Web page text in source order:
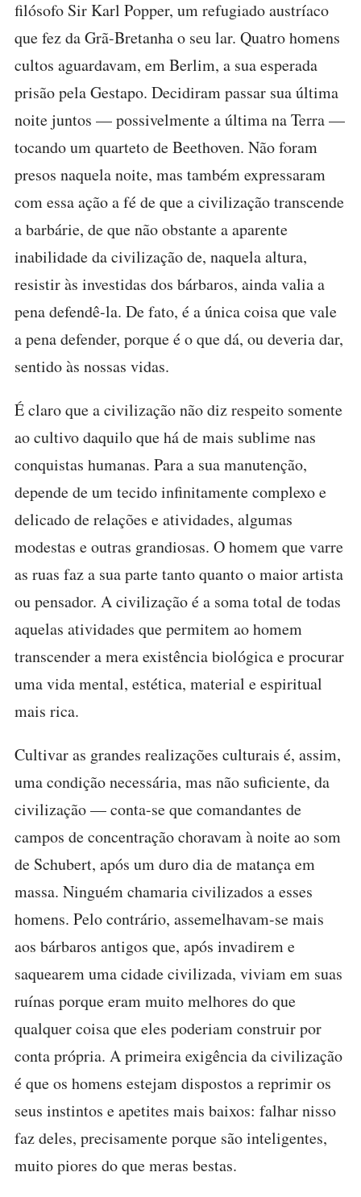
filósofo Sir Karl Popper, um refugiado austríaco
que fez da Grã-Bretanha o seu lar. Quatro homens
cultos aguardavam, em Berlim, a sua esperada
prisão pela Gestapo. Decidiram passar sua última
noite juntos — possivelmente a última na Terra —
tocando um quarteto de Beethoven. Não foram
presos naquela noite, mas também expressaram
com essa ação a fé de que a civilização transcende
a barbárie, de que não obstante a aparente
inabilidade da civilização de, naquela altura,
resistir às investidas dos bárbaros, ainda valia a
pena defendê-la. De fato, é a única coisa que vale
a pena defender, porque é o que dá, ou deveria dar,
sentido às nossas vidas.
É claro que a civilização não diz respeito somente
ao cultivo daquilo que há de mais sublime nas
conquistas humanas. Para a sua manutenção,
depende de um tecido infinitamente complexo e
delicado de relações e atividades, algumas
modestas e outras grandiosas. O homem que varre
as ruas faz a sua parte tanto quanto o maior artista
ou pensador. A civilização é a soma total de todas
aquelas atividades que permitem ao homem
transcender a mera existência biológica e procurar
uma vida mental, estética, material e espiritual
mais rica.
Cultivar as grandes realizações culturais é, assim,
uma condição necessária, mas não suficiente, da
civilização — conta-se que comandantes de
campos de concentração choravam à noite ao som
de Schubert, após um duro dia de matança em
massa. Ninguém chamaria civilizados a esses
homens. Pelo contrário, assemelhavam-se mais
aos bárbaros antigos que, após invadirem e
saquearem uma cidade civilizada, viviam em suas
ruínas porque eram muito melhores do que
qualquer coisa que eles poderiam construir por
conta própria. A primeira exigência da civilização
é que os homens estejam dispostos a reprimir os
seus instintos e apetites mais baixos: falhar nisso
faz deles, precisamente porque são inteligentes,
muito piores do que meras bestas.